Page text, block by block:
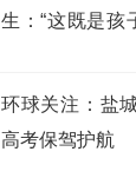
生：“这既是孩
环球关注：盐
高考保驾护航